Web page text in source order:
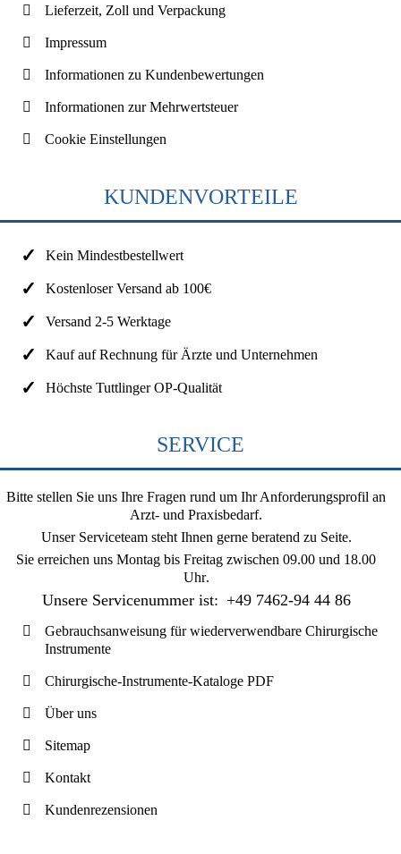
Lieferzeit, Zoll und Verpackung
Impressum
Informationen zu Kundenbewertungen
Informationen zur Mehrwertsteuer
Cookie Einstellungen
KUNDENVORTEILE
Kein Mindestbestellwert
Kostenloser Versand ab 100€
Versand 2-5 Werktage
Kauf auf Rechnung für Ärzte und Unternehmen
Höchste Tuttlinger OP-Qualität
SERVICE
Bitte stellen Sie uns Ihre Fragen rund um Ihr Anforderungsprofil an
Arzt- und Praxisbedarf.
Unser Serviceteam steht Ihnen gerne beratend zu Seite.
Sie erreichen uns Montag bis Freitag zwischen 09.00 und 18.00
Uhr.
Unsere Servicenummer ist: +49 7462-94 44 86
Gebrauchsanweisung für wiederverwendbare Chirurgische
Instrumente
Chirurgische-Instrumente-Kataloge PDF
Über uns
Sitemap
Kontakt
Kundenrezensionen